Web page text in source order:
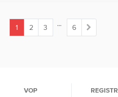
1
2 3 ... 6
VOP